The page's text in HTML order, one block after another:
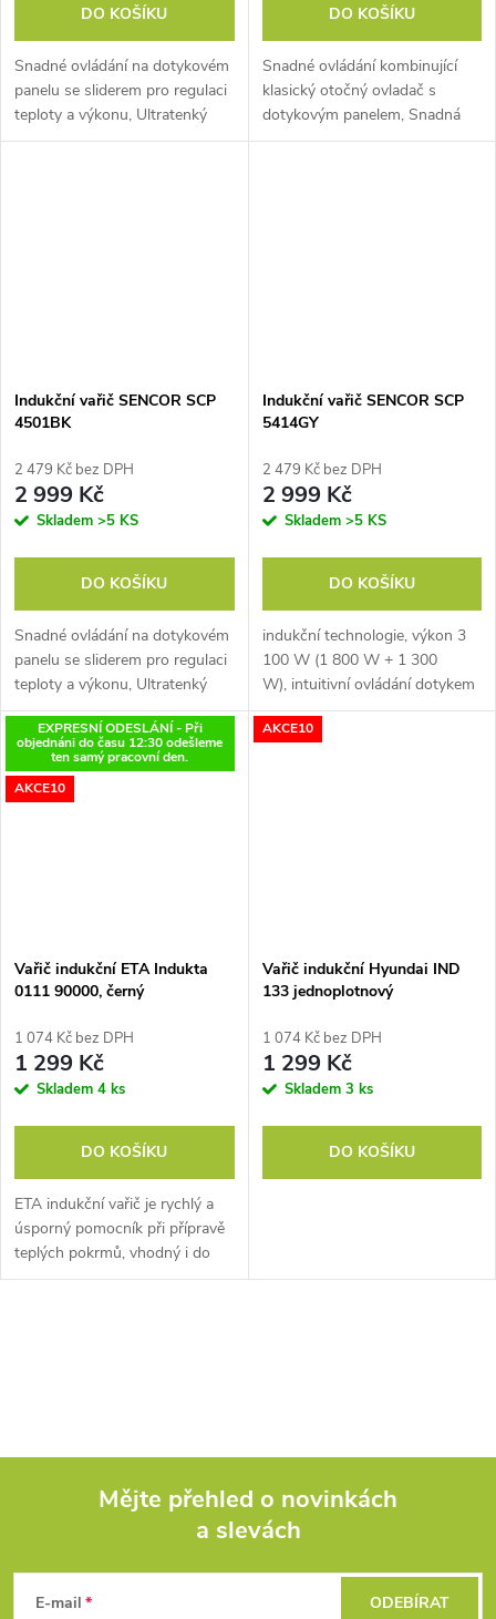
DO KOŠÍKU
Snadné ovládání na dotykovém
panelu se sliderem pro regulaci
teploty a výkonu, Ultratenký
kompaktní design, Vysoká
DO KOŠÍKU
Snadné ovládání kombinující
klasický otočný ovladač s
dotykovým panelem, Snadná
údržba sklokeramické indukční
Indukční vařič SENCOR SCP
4501BK
2 479 Kč bez DPH
2 999 Kč
Skladem >5 KS
DO KOŠÍKU
Snadné ovládání na dotykovém
panelu se sliderem pro regulaci
teploty a výkonu, Ultratenký
kompaktní design, vařič má
pouhé 4,3 cm na výšku, Snadná
údržba sklokeramické...
Indukční vařič SENCOR SCP
5414GY
2 479 Kč bez DPH
2 999 Kč
Skladem >5 KS
DO KOŠÍKU
indukční technologie, výkon 3
100 W (1 800 W + 1 300
W), intuitivní ovládání dotykem
a otočným ovladačem, 10
teplotních stupňů (60–240 ℃)
EXPRESNÍ ODESLÁNÍ - Při
objednáni do času 12:30 odešleme
ten samý pracovní den.
AKCE10
Vařič indukční ETA Indukta
0111 90000, černý
1 074 Kč bez DPH
1 299 Kč
Skladem 4 ks
DO KOŠÍKU
ETA indukční vařič je rychlý a
úsporný pomocník při přípravě
teplých pokrmů, vhodný i do
menších prostor a kuchyní.
AKCE10
Vařič indukční Hyundai IND
133 jednoplotnový
1 074 Kč bez DPH
1 299 Kč
Skladem 3 ks
DO KOŠÍKU
a
Mějte přehled o novinkách
a slevách
E-mail ODEBÍRAT